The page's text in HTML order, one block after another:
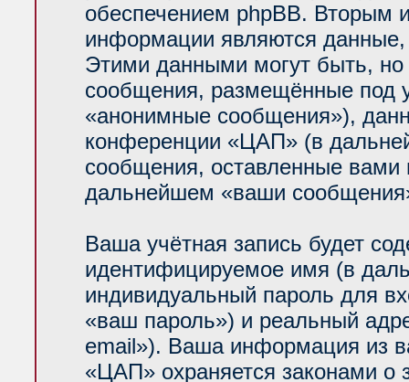
обеспечением phpBB. Вторым
информации являются
Этими данными могут быть,
сообщения, размещённые под
«анонимные сообщения»),
конференции «ЦАП» (в
сообщения, оставленные вами
дальнейшем «ваши
Ваша учётная запись будет
идентифицируемое имя (в
индивидуальный пароль для
«ваш пароль») и реальный
email»). Ваша информация из
«ЦАП» охраняется законами